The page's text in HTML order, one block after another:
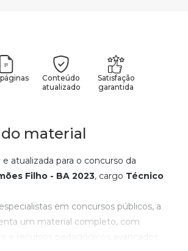
Conteúdo
atualizado
Satisfação
garantida
material
atualizada para o concurso da
Filho - BA 2023, cargo Técnico
em concursos públicos, a
um material completo, com
e recursos pedagógicos avançados.